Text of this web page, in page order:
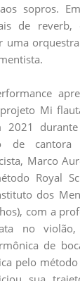
sopros.
de reverb,
uma
Mi
2021
de
Marco
Royal
dos
com a
no
de
pelo